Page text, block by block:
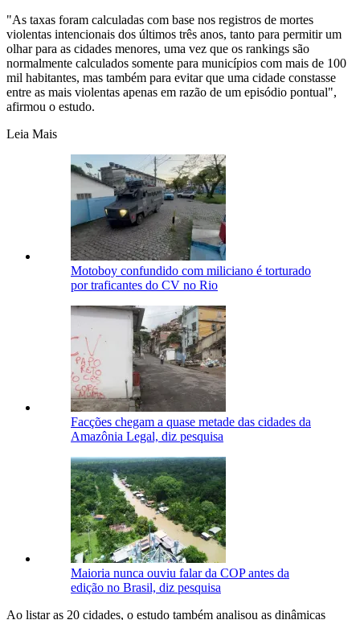
"As taxas foram calculadas com base nos registros de mortes
violentas intencionais dos últimos três anos, tanto para permitir um
olhar para as cidades menores, uma vez que os rankings são
normalmente calculados somente para municípios com mais de 100
mil habitantes, mas também para evitar que uma cidade constasse
entre as mais violentas apenas em razão de um episódio pontual",
afirmou o estudo.
Leia Mais
Motoboy confundido com miliciano é torturado
por traficantes do CV no Rio
Facções chegam a quase metade das cidades da
Amazônia Legal, diz pesquisa
Maioria nunca ouviu falar da COP antes da
edição no Brasil, diz pesquisa
Ao listar as 20 cidades, o estudo também analisou as dinâmicas